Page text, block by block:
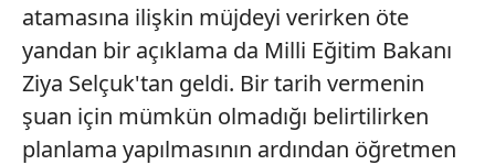
atamasına ilişkin müjdeyi verirken öte
yandan bir açıklama da Milli Eğitim Bakanı
Ziya Selçuk'tan geldi. Bir tarih vermenin
şuan için mümkün olmadığı belirtilirken
planlama yapılmasının ardından öğretmen